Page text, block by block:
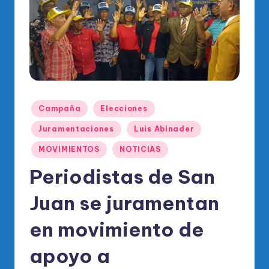
di
o
O
ci
al
el
M
Publicado
en
Campaña Elecciones
Juramentaciones Luis Abinader
MOVIMIENTOS NOTICIAS
Periodistas de San
Juan se juramentan
en movimiento de
apoyo a